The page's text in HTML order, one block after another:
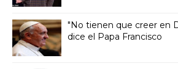
"No tienen que creer en
dice el Papa Francisco